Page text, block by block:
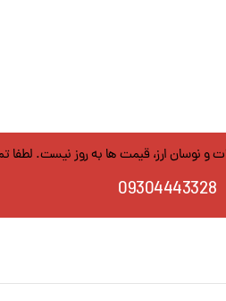
و نوسان ارز، قیمت ها به روز نیست. لطفا
09304443328